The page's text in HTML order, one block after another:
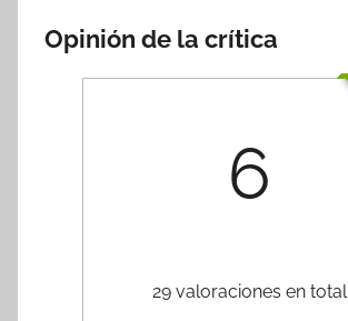
Opinión de la crítica
6
29 valoraciones en total